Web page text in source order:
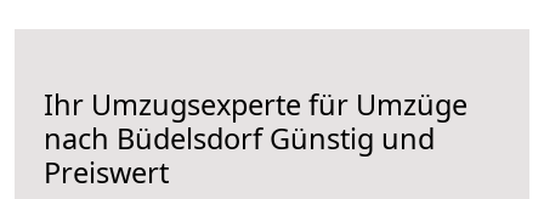
Ihr Umzugsexperte für Umzüge
nach BüdelsdorfGünstig und
Preiswert